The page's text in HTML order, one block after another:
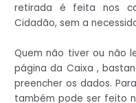
retirada é feita nos
Cidadão, sem a
Quem não tiver ou não
página da Caixa ,
preencher os dados.
também pode ser feito